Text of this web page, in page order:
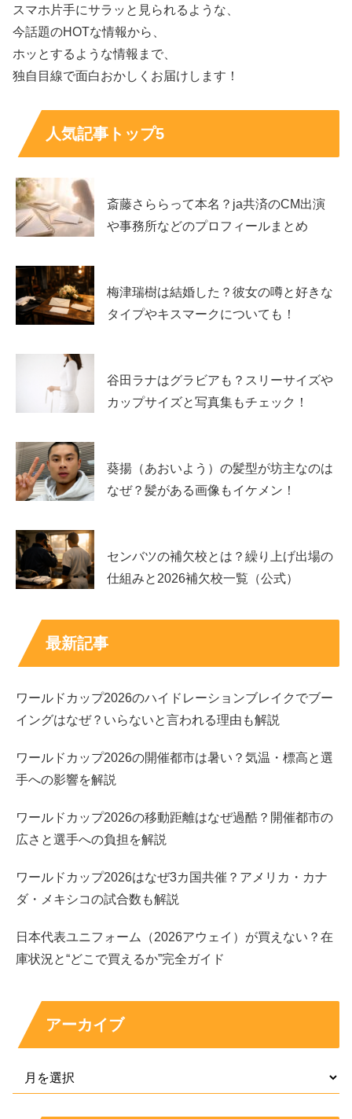
ひつじねいり細田と松村の高校や大学など
出典元：
続いて、”ひつじねいり”の細田さんと松村さんの高校や大
調べてみると、2人はかなりの高学歴
ね！
スマホ片手にサラッと見られるような、
今話題のHOTな情報から、
ホッとするような情報まで、
独自目線で面白おかしくお届けします！
人気記事トップ5
斎藤さららって本名？ja共済のCM出演
や事務所などのプロフィールまとめ
梅津瑞樹は結婚した？彼女の噂と好きな
タイプやキスマークについても！
谷田ラナはグラビアも？スリーサイズや
カップサイズと写真集もチェック！
葵揚（あおいよう）の髪型が坊主なのは
なぜ？髪がある画像もイケメン！
センバツの補欠校とは？繰り上げ出場の
仕組みと2026補欠校一覧（公式）
最新記事
ワールドカップ2026のハイドレーションブレイクでブー
イングはなぜ？いらないと言われる理由も解説
ワールドカップ2026の開催都市は暑い？気温・標高と選
手への影響を解説
ワールドカップ2026の移動距離はなぜ過酷？開催都市の
広さと選手への負担を解説
ワールドカップ2026はなぜ3カ国共催？アメリカ・カナ
ダ・メキシコの試合数も解説
日本代表ユニフォーム（2026アウェイ）が買えない？在
庫状況と“どこで買えるか”完全ガイド
アーカイブ